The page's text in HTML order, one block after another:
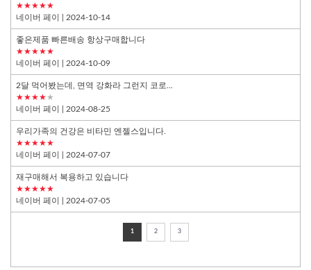
★★★★★
네이버 페이 | 2024-10-14
좋은제품 빠른배송 항상구매합니다
★★★★★
네이버 페이 | 2024-10-09
2달 먹어봤는데, 면역 강화라 그런지 코로...
★★★★★
네이버 페이 | 2024-08-25
우리가족의 건강은 비타민 엔젤스입니다.
★★★★★
네이버 페이 | 2024-07-07
재구매해서 복용하고 있습니다
★★★★★
네이버 페이 | 2024-07-05
1 2 3